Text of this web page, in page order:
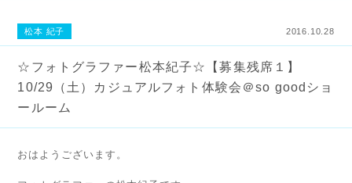
松本 紀子 2016.10.28
☆フォトグラファー松本紀子☆【募集残席１】
10/29（土）カジュアルフォト体験会＠so goodショ
ールーム
おはようございます。